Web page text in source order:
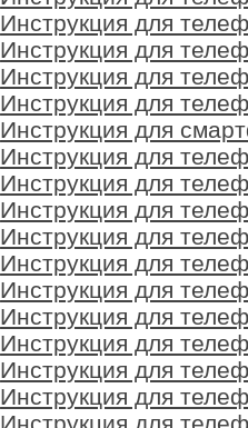
Инструкция для
Инструкция для
Инструкция для
Инструкция для
Инструкция для
Инструкция для
Инструкция для
Инструкция для
Инструкция для
Инструкция для
Инструкция для
Инструкция для
Инструкция для
Инструкция для
Инструкция для